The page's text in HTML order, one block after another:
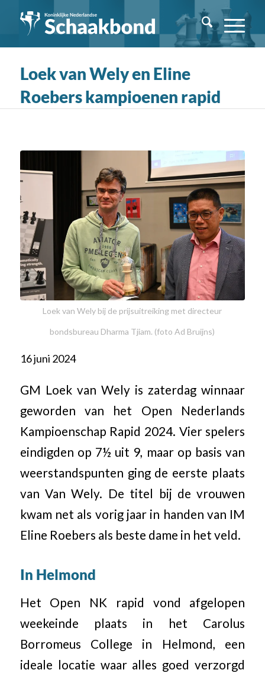
Loek van Wely en Eline
Roebers kampioenen rapid
Loek van Wely bij de prijsuitreiking met directeur
bondsbureau Dharma Tjiam. (foto Ad Bruijns)
16 juni 2024
GM Loek van Wely is zaterdag winnaar
geworden van het Open Nederlands
Kampioenschap Rapid 2024. Vier spelers
eindigden op 7½ uit 9, maar op basis van
weerstandspunten ging de eerste plaats
van Van Wely. De titel bij de vrouwen
kwam net als vorig jaar in handen van IM
Eline Roebers als beste dame in het veld.
In Helmond
Het Open NK rapid vond afgelopen
weekeinde plaats in het Carolus
Borromeus College in Helmond, een
ideale locatie waar alles goed verzorgd